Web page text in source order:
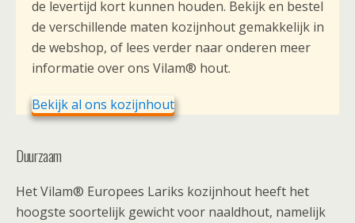
de levertijd kort kunnen houden. Bekijk en bestel
de verschillende maten kozijnhout gemakkelijk in
de webshop, of lees verder naar onderen meer
informatie over ons Vilam® hout.
Bekijk al ons kozijnhout
Duurzaam
Het Vilam® Europees Lariks kozijnhout heeft het
hoogste soortelijk gewicht voor naaldhout, namelijk